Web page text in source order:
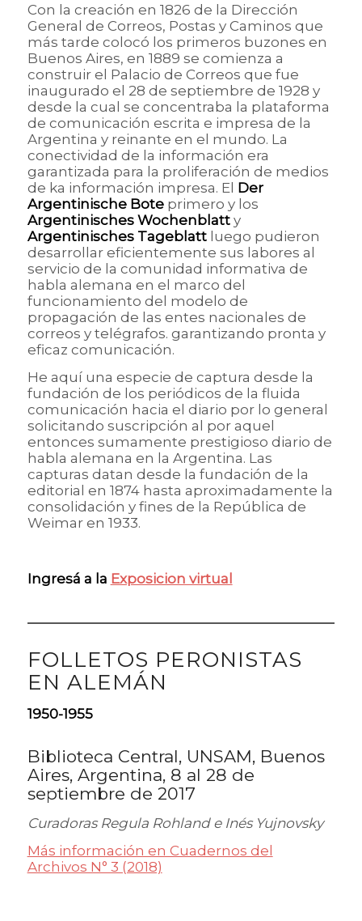
Con la creación en 1826 de la Dirección
General de Correos, Postas y Caminos que
más tarde colocó los primeros buzones en
Buenos Aires, en 1889 se comienza a
construir el Palacio de Correos que fue
inaugurado el 28 de septiembre de 1928 y
desde la cual se concentraba la plataforma
de comunicación escrita e impresa de la
Argentina y reinante en el mundo. La
conectividad de la información era
garantizada para la proliferación de medios
de ka información impresa. El Der
Argentinische Boteprimero y los
Argentinisches Wochenblatty
Argentinisches Tageblattluego pudieron
desarrollar eficientemente sus labores al
servicio de la comunidad informativa de
habla alemana en el marco del
funcionamiento del modelo de
propagación de las entes nacionales de
correos y telégrafos. garantizando pronta y
eficaz comunicación.
He aquí una especie de captura desde la
fundación de los periódicos de la fluida
comunicación hacia el diario por lo general
solicitando suscripción al por aquel
entonces sumamente prestigioso diario de
habla alemana en la Argentina. Las
capturas datan desde la fundación de la
editorial en 1874 hasta aproximadamente la
consolidación y fines de la República de
Weimar en 1933.
Ingresá a la Exposicion virtual
FOLLETOS PERONISTAS
EN ALEMÁN
1950-1955
Biblioteca Central, UNSAM, Buenos
Aires, Argentina, 8 al 28 de
septiembre de 2017
Curadoras Regula Rohland e Inés Yujnovsky
Más información en Cuadernos del
Archivos N° 3 (2018)